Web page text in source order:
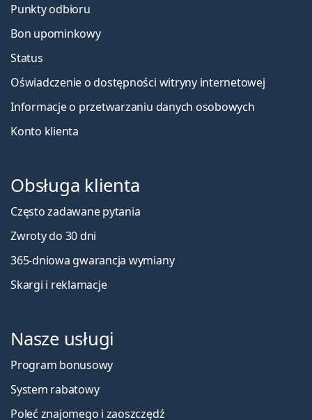
Punkty odbioru
Bon upominkowy
Status
Oświadczenie o dostępności witryny internetowej
Informacje o przetwarzaniu danych osobowych
Konto klienta
Obsługa klienta
Często zadawane pytania
Zwroty do 30 dni
365-dniowa gwarancja wymiany
Skargi i reklamacje
Nasze usługi
Program bonusowy
System rabatowy
Poleć znajomego i zaoszczędź